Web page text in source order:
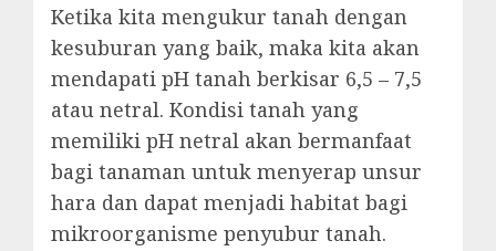
Ketika kita mengukur tanah dengan
kesuburan yang baik, maka kita akan
mendapati pH tanah berkisar 6,5 – 7,5
atau netral. Kondisi tanah yang
memiliki pH netral akan bermanfaat
bagi tanaman untuk menyerap unsur
hara dan dapat menjadi habitat bagi
mikroorganisme penyubur tanah.